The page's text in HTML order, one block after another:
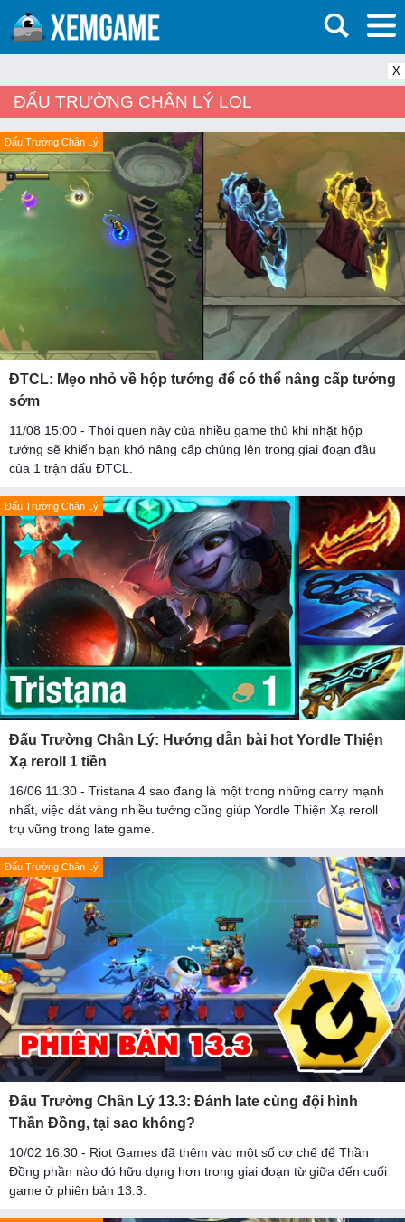
X
ĐẤU TRƯỜNG CHÂN LÝ LOL
Đấu Trường Chân Lý
ĐTCL: Mẹo nhỏ về hộp tướng để có thể nâng cấp tướng
sớm
11/08 15:00 - Thói quen này của nhiều game thủ khi nhặt hộp
tướng sẽ khiến bạn khó nâng cấp chúng lên trong giai đoạn đầu
của 1 trận đấu ĐTCL.
Đấu Trường Chân Lý
Đấu Trường Chân Lý: Hướng dẫn bài hot Yordle Thiện
Xạ reroll 1 tiền
16/06 11:30 - Tristana 4 sao đang là một trong những carry mạnh
nhất, việc dát vàng nhiều tướng cũng giúp Yordle Thiện Xạ reroll
trụ vững trong late game.
Đấu Trường Chân Lý
Đấu Trường Chân Lý 13.3: Đánh late cùng đội hình
Thần Đồng, tại sao không?
10/02 16:30 - Riot Games đã thêm vào một số cơ chế để Thần
Đồng phần nào đó hữu dụng hơn trong giai đoạn từ giữa đến cuối
game ở phiên bản 13.3.